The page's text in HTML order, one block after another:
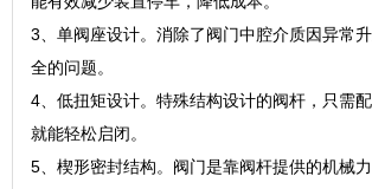
3、单阀座设计。消除了阀门中腔介质因异常
全的问题。
4、低扭矩设计。特殊结构设计的阀杆，只需
就能轻松启闭。
5、楔形密封结构。阀门是靠阀杆提供的机械